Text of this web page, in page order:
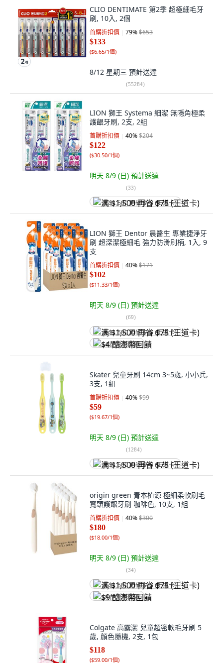
CLIO DENTIMATE 第2季 超極細毛牙
刷, 10入, 2個
首購折扣價 79%$653
$133
($6.65/1個)
8/12 星期三 預計送達
(55284)
LION 獅王 Systema 細潔 無隱角極柔
護齦牙刷, 2支, 2組
首購折扣價 40%$204
$122
($30.50/1個)
明天 8/9 (日) 預計送達
(33)
满 $1,500 再省 $75 (王道卡)
LION 獅王 Dentor 晨醫生 專業捷淨牙
刷 超深潔極細毛 強力防滑刷柄, 1入, 9
支
首購折扣價 40%$171
$102
($11.33/1個)
明天 8/9 (日) 預計送達
(69)
满 $1,500 再省 $75 (王道卡)
$4 酷澎幣回饋
Skater 兒童牙刷 14cm 3~5歲, 小小兵,
3支, 1組
首購折扣價 40%$99
$59
($19.67/1個)
明天 8/9 (日) 預計送達
(1284)
满 $1,500 再省 $75 (王道卡)
origin green 青本植源 極細柔軟刷毛
寬頭護齦牙刷 咖啡色, 10支, 1組
首購折扣價 40%$300
$180
($18.00/1個)
明天 8/9 (日) 預計送達
(34)
满 $1,500 再省 $75 (王道卡)
$9 酷澎幣回饋
Colgate 高露潔 兒童超密軟毛牙刷 5
歲, 顏色隨機, 2支, 1包
$118
($59.00/1個)